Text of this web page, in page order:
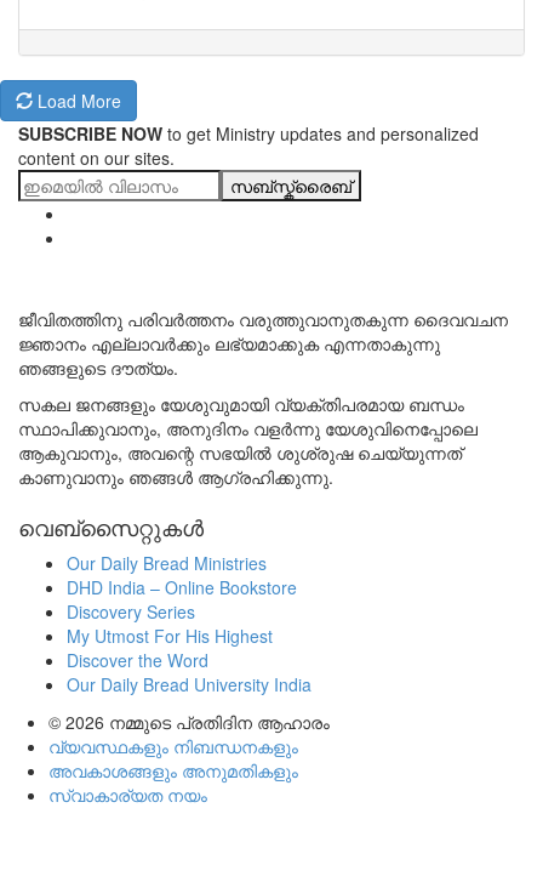
Load More
SUBSCRIBE NOW to get Ministry updates and personalized
content on our sites.
സബ്സ്ക്രൈബ്
ജീവിതത്തിനു പരിവർത്തനം വരുത്തുവാനുതകുന്ന ദൈവവചന
ജ്ഞാനം എല്ലാവർക്കും ലഭ്യമാക്കുക എന്നതാകുന്നു
ഞങ്ങളുടെ ദൗത്യം.
സകല ജനങ്ങളും യേശുവുമായി വ്യക്തിപരമായ ബന്ധം
സ്ഥാപിക്കുവാനും, അനുദിനം വളർന്നു യേശുവിനെപ്പോലെ
ആകുവാനും, അവന്റെ സഭയിൽ ശുശ്രുഷ ചെയ്യുന്നത്
കാണുവാനും ഞങ്ങൾ ആഗ്രഹിക്കുന്നു.
വെബ്സൈറ്റുകൾ
Our Daily Bread Ministries
DHD India – Online Bookstore
Discovery Series
My Utmost For His Highest
Discover the Word
Our Daily Bread University India
© 2026 നമ്മുടെ പ്രതിദിന ആഹാരം
വ്യവസ്ഥകളും നിബന്ധനകളും
അവകാശങ്ങളും അനുമതികളും
സ്വാകാര്യത നയം